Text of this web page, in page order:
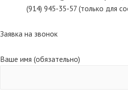
(914) 945-35-57 (только для
Scroll
Заявка на звонок
Ваше имя (обязательно)